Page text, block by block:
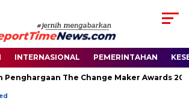
INTERNASIONAL PEMERINTAHAN
The Change Maker Awards 2026